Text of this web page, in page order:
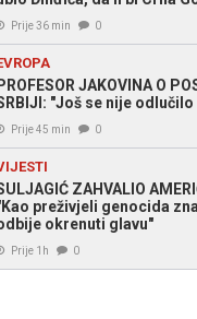
Prije 36 min 0
JAKOVINA O
"Još se nije
Prije 45 min 0
ZAHVALIO
preživjeli genocida
okrenuti glavu"
Prije 1h 0